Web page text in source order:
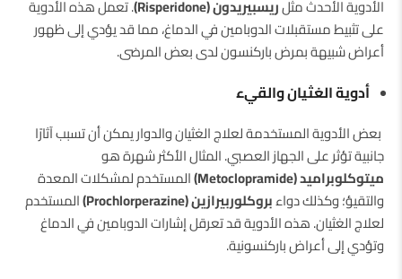
الأدوية الأحدث مثلريسبيريدون (Risperidone)
. تعمل هذه الأدوية
على تثبيط مستقبلات الدوبامين في الدماغ، مما قد يؤدي إلى ظهور
أعراض شبيهة بمرض باركنسون لدى بعض المرضى.
أدوية الغثيان والقيء
بعض الأدوية المستخدمة لعلاج الغثيان والدوار يمكن أن تسبب آثارًا
جانبية تؤثر على الجهاز العصبي. المثال الأكثر شهرة هو
ميتوكلوبراميد (Metoclopramide)
المستخدم لمشكلات المعدة
والتقيؤ؛ وكذلك دواءبروكلوربيرازين (Prochlorperazine)
المستخدم
لعلاج الغثيان. هذه الأدوية قد تعرقل إشارات الدوبامين في الدماغ
وتؤدي إلى أعراض باركنسونية.